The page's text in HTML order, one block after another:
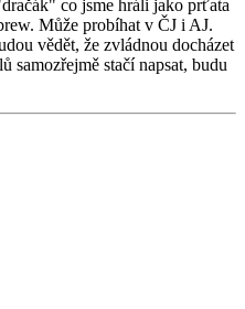
co jsme hráli jako prťata
Může probíhat v ČJ i AJ.
vědět, že zvládnou docházet
samozřejmě stačí napsat, budu